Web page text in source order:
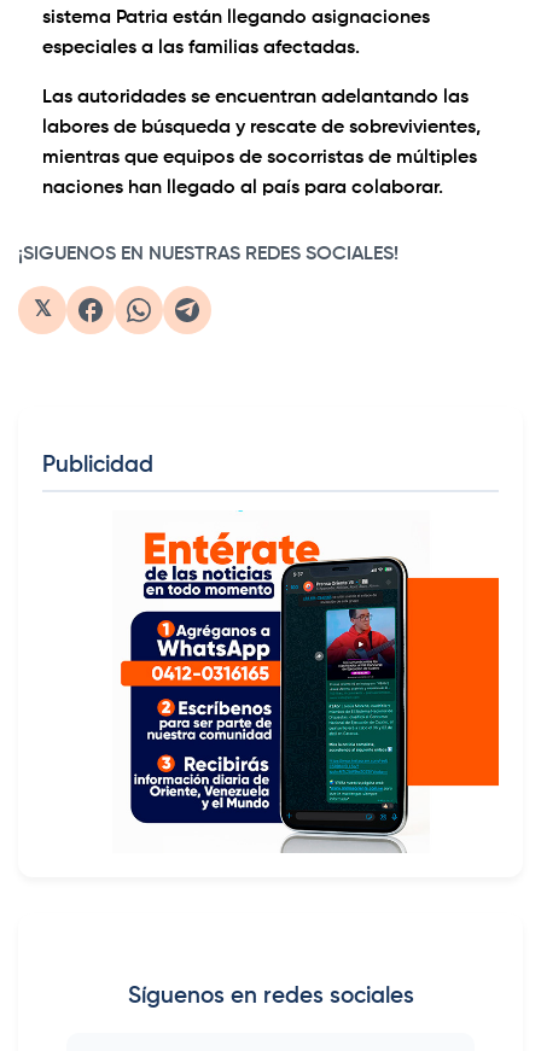
sistema Patria están llegando asignaciones
especiales a las familias afectadas.
Las autoridades se encuentran adelantando las
labores de búsqueda y rescate de sobrevivientes,
mientras que equipos de socorristas de múltiples
naciones han llegado al país para colaborar.
¡SIGUENOS EN NUESTRAS REDES SOCIALES!
𝕏
Publicidad
Síguenos en redes sociales